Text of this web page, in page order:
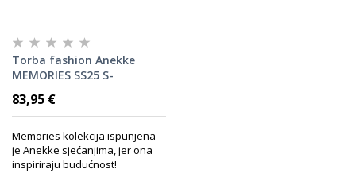
Torba fashion Anekke
MEMORIES SS25 S-
83,95 €
Memories kolekcija ispunjena
je Anekke sjećanjima, jer ona
inspiriraju budućnost!